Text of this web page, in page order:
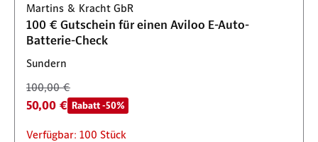
Martins & Kracht GbR
100 € Gutschein für einen Aviloo E-Auto-
Batterie-Check
Sundern
100,00 €
50,00 € Rabatt -50%
Verfügbar: 100 Stück